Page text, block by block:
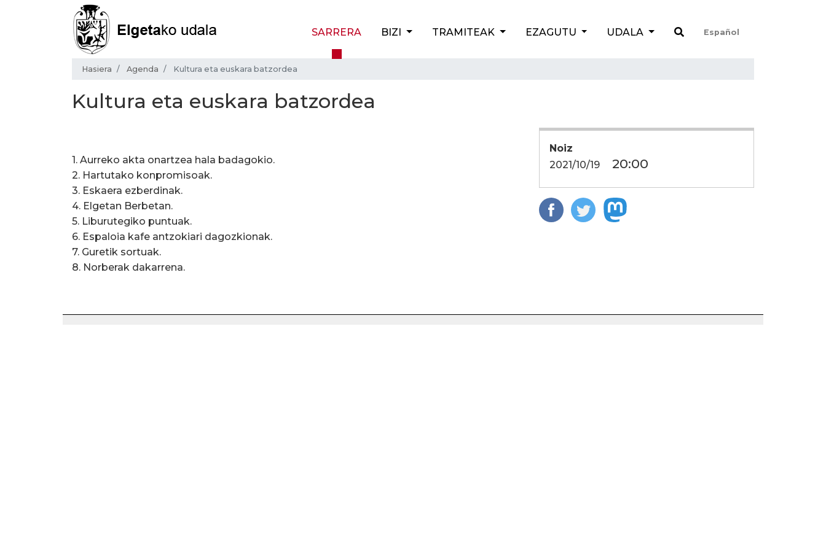
SARRERA BIZI TRAMITEAK EZAGUTU UDALA Español
Hasiera Agenda Kultura eta euskara batzordea
Kultura eta euskara batzordea
Noiz
2021/10/19
20:00
1. Aurreko akta onartzea hala badagokio.
2. Hartutako konpromisoak.
3. Eskaera ezberdinak.
4. Elgetan Berbetan.
5. Liburutegiko puntuak.
6. Espaloia kafe antzokiari dagozkionak.
7. Guretik sortuak.
8. Norberak dakarrena.